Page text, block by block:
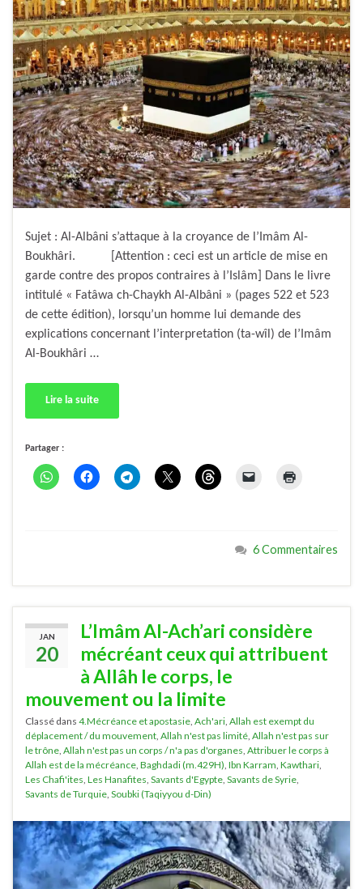
Sujet : Al-Albâni s’attaque à la croyance de l’Imâm Al-
Boukhâri. [Attention : ceci est un article de mise en
garde contre des propos contraires à l’Islâm] Dans le livre
intitulé « Fatâwa ch-Chaykh Al-Albâni » (pages 522 et 523
de cette édition), lorsqu’un homme lui demande des
explications concernant l’interpretation (ta-wîl) de l’Imâm
Al-Boukhâri …
Lire la suite
Partager :
6 Commentaires
JAN
20
L’Imâm Al-Ach’ari considère
mécréant ceux qui attribuent
à Allâh le corps, le
mouvement ou la limite
Classé dans 4.Mécréance et apostasie, Ach'ari, Allah est exempt du
déplacement / du mouvement, Allah n'est pas limité, Allah n'est pas sur
le trône, Allah n'est pas un corps / n'a pas d'organes, Attribuer le corps à
Allah est de la mécréance, Baghdadi (m.429H), Ibn Karram, Kawthari,
Les Chafi'ites, Les Hanafites, Savants d'Egypte, Savants de Syrie,
Savants de Turquie, Soubki (Taqiyyou d-Din)